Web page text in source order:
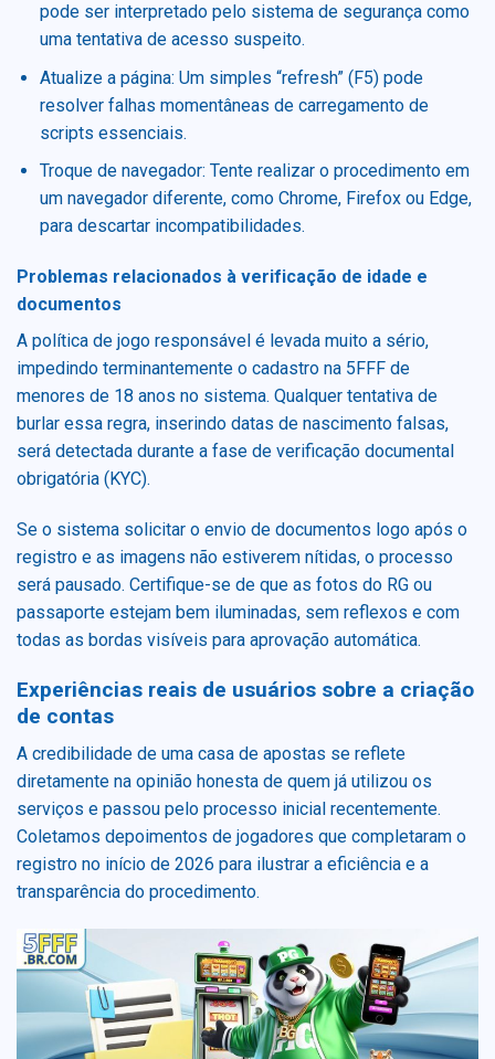
pode ser interpretado pelo sistema de segurança como
uma tentativa de acesso suspeito.
Atualize a página: Um simples “refresh” (F5) pode
resolver falhas momentâneas de carregamento de
scripts essenciais.
Troque de navegador: Tente realizar o procedimento em
um navegador diferente, como Chrome, Firefox ou Edge,
para descartar incompatibilidades.
Problemas relacionados à verificação de idade e
documentos
A política de jogo responsável é levada muito a sério,
impedindo terminantemente o cadastro na 5FFF de
menores de 18 anos no sistema. Qualquer tentativa de
burlar essa regra, inserindo datas de nascimento falsas,
será detectada durante a fase de verificação documental
obrigatória (KYC).
Se o sistema solicitar o envio de documentos logo após o
registro e as imagens não estiverem nítidas, o processo
será pausado. Certifique-se de que as fotos do RG ou
passaporte estejam bem iluminadas, sem reflexos e com
todas as bordas visíveis para aprovação automática.
Experiências reais de usuários sobre a criação
de contas
A credibilidade de uma casa de apostas se reflete
diretamente na opinião honesta de quem já utilizou os
serviços e passou pelo processo inicial recentemente.
Coletamos depoimentos de jogadores que completaram o
registro no início de 2026 para ilustrar a eficiência e a
transparência do procedimento.